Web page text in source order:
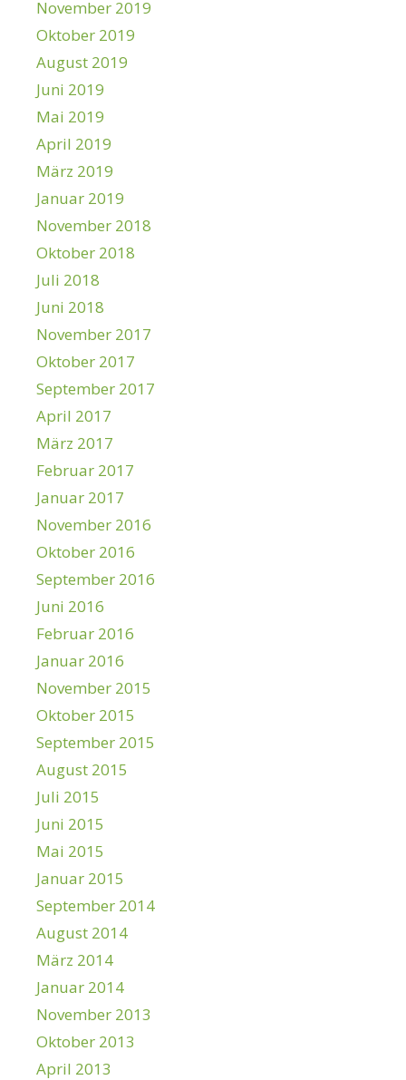
November 2019
Oktober 2019
August 2019
Juni 2019
Mai 2019
April 2019
März 2019
Januar 2019
November 2018
Oktober 2018
Juli 2018
Juni 2018
November 2017
Oktober 2017
September 2017
April 2017
März 2017
Februar 2017
Januar 2017
November 2016
Oktober 2016
September 2016
Juni 2016
Februar 2016
Januar 2016
November 2015
Oktober 2015
September 2015
August 2015
Juli 2015
Juni 2015
Mai 2015
Januar 2015
September 2014
August 2014
März 2014
Januar 2014
November 2013
Oktober 2013
April 2013